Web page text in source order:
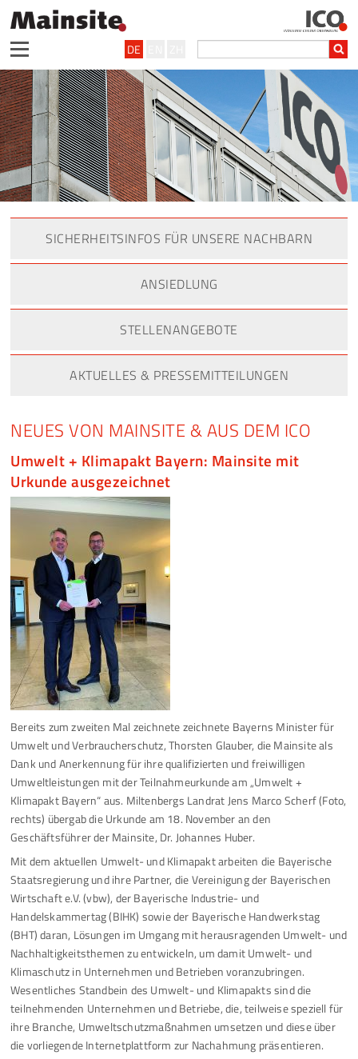
DE
SICHERHEITSINFOS FÜR UNSERE NACHBARN
ANSIEDLUNG
STELLENANGEBOTE
AKTUELLES & PRESSEMITTEILUNGEN
NEUES VON MAINSITE & AUS DEM ICO
Umwelt + Klimapakt Bayern: Mainsite mit
Urkunde ausgezeichnet
Bereits zum zweiten Mal zeichnete zeichnete Bayerns Minister für
Umwelt und Verbraucherschutz, Thorsten Glauber, die Mainsite als
Dank und Anerkennung für ihre qualifizierten und freiwilligen
Umweltleistungen mit der Teilnahmeurkunde am „Umwelt +
Klimapakt Bayern“ aus. Miltenbergs Landrat Jens Marco Scherf (Foto,
rechts) übergab die Urkunde am 18. November an den
Geschäftsführer der Mainsite, Dr. Johannes Huber.
Mit dem aktuellen Umwelt- und Klimapakt arbeiten die Bayerische
Staatsregierung und ihre Partner, die Vereinigung der Bayerischen
Wirtschaft e.V. (vbw), der Bayerische Industrie- und
Handelskammertag (BIHK) sowie der Bayerische Handwerkstag
(BHT) daran, Lösungen im Umgang mit herausragenden Umwelt- und
Nachhaltigkeitsthemen zu entwickeln, um damit Umwelt- und
Klimaschutz in Unternehmen und Betrieben voranzubringen.
Wesentliches Standbein des Umwelt- und Klimapakts sind die
teilnehmenden Unternehmen und Betriebe, die, teilweise speziell für
ihre Branche, Umweltschutzmaßnahmen umsetzen und diese über
die vorliegende Internetplattform zur Nachahmung präsentieren.